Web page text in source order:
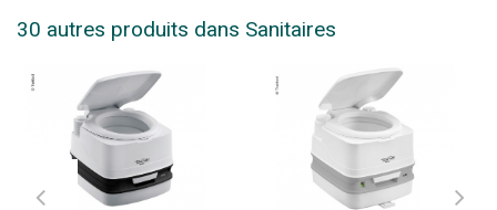
30 autres produits dans Sanitaires